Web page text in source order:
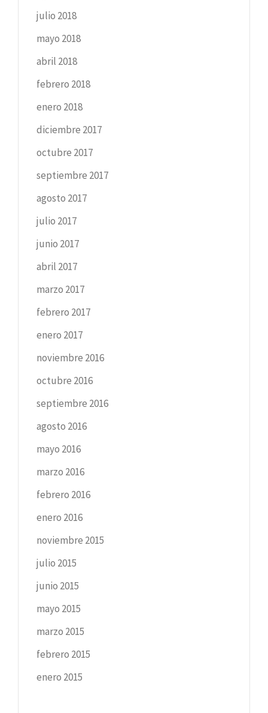
julio 2018
mayo 2018
abril 2018
febrero 2018
enero 2018
diciembre 2017
octubre 2017
septiembre 2017
agosto 2017
julio 2017
junio 2017
abril 2017
marzo 2017
febrero 2017
enero 2017
noviembre 2016
octubre 2016
septiembre 2016
agosto 2016
mayo 2016
marzo 2016
febrero 2016
enero 2016
noviembre 2015
julio 2015
junio 2015
mayo 2015
marzo 2015
febrero 2015
enero 2015